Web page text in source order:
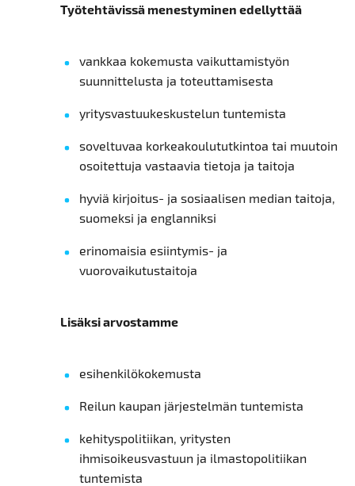
Työtehtävissä menestyminen edellyttää
vankkaa kokemusta vaikuttamistyön
suunnittelusta ja toteuttamisesta
yritysvastuukeskustelun tuntemista
soveltuvaa korkeakoulututkintoa tai muutoin
osoitettuja vastaavia tietoja ja taitoja
hyviä kirjoitus- ja sosiaalisen median taitoja,
suomeksi ja englanniksi
erinomaisia esiintymis- ja
vuorovaikutustaitoja
Lisäksi arvostamme
esihenkilökokemusta
Reilun kaupan järjestelmän tuntemista
kehityspolitiikan, yritysten
ihmisoikeusvastuun ja ilmastopolitiikan
tuntemista